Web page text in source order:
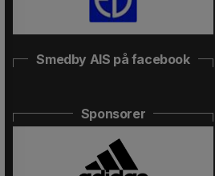
Smedby AIS på facebook
Sponsorer